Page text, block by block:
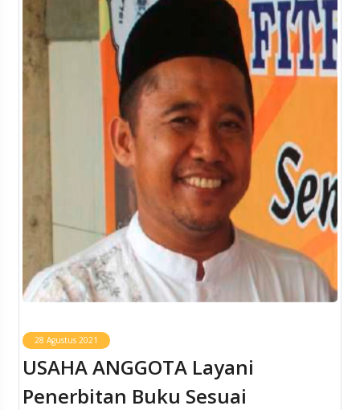
28 Agustus 2021
USAHA ANGGOTA Layani
Penerbitan Buku Sesuai